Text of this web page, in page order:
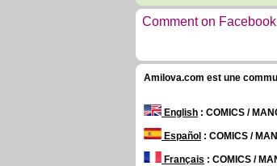
Comment on Facebook
Amilova.com est une
English : COMICS /
Español : COMICS /
Français : COMICS /